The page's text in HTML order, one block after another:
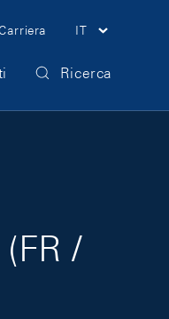
IT
Ricerca
/